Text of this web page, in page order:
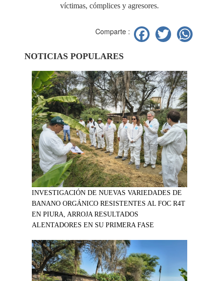
víctimas, cómplices y agresores.
Comparte : Facebook
Twitter
NOTICIAS POPULARES
INVESTIGACIÓN DE NUEVAS VARIEDADES DE
BANANO ORGÁNICO RESISTENTES AL FOC R4T
EN PIURA, ARROJA RESULTADOS
ALENTADORES EN SU PRIMERA FASE